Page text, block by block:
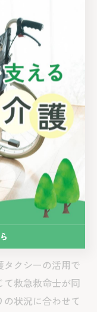
ホームヘルパー
ループホーム
リハビリ
マネジャー
タクシーの活用で
て救急救命士が同
状況に合わせて